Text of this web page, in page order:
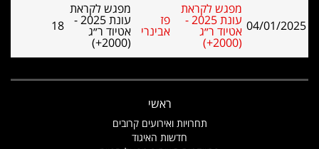
04/01/2025
מפגש לקראת
עונת 2025 -
אטיוד ר״ג
(2000+)
פז
אבינרי
מפגש לקראת
עונת 2025 -
אטיוד ר״ג
(2000+)
18
ראשי
תחרויות ואירועים קרובים
חדשות האיגוד